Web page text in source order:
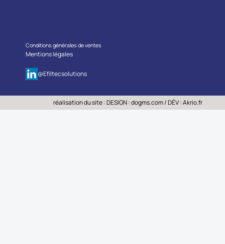
Conditions générales de ventes
Mentions légales
@Efiltecsolutions
réalisation du site : DESIGN :dogms.com/ DÉV :Akrio.fr